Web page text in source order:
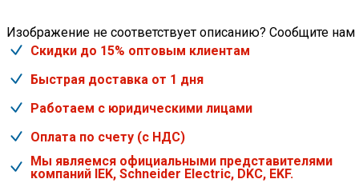
Изображение не соответствует описанию? Сообщите нам
Скидки до 15% оптовым клиентам
Быстрая доставка от 1 дня
Работаем с юридическими лицами
Оплата по счету (с НДС)
Мы являемся официальными представителями
компаний IEK, Schneider Electric, DKC, EKF.